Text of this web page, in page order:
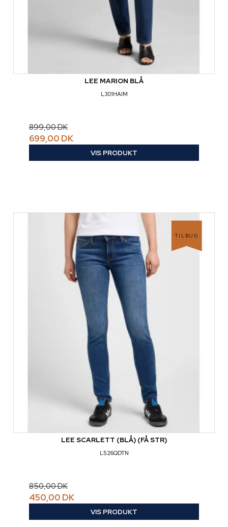
LEE MARION BLÅ
L301HAIM
899,00 DK
699,00 DK
VIS PRODUKT
TILBUD
LEE SCARLETT (BLÅ) (FÅ STR)
L526QDTN
850,00 DK
450,00 DK
VIS PRODUKT